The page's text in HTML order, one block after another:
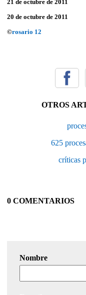
21 de octubre de 2011
20 de octubre de 2011
©rosario 12
OTROS
625
críticas
0 COMENTARIOS
Nombre